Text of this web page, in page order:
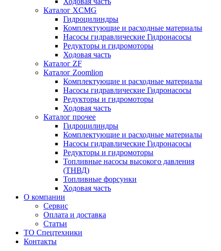
Каталог XCMG
Гидроцилиндры
Комплектующие и расходные материалы
Насосы гидравлические Гидронасосы
Редукторы и гидромоторы
Ходовая часть
Каталог ZF
Каталог Zoomlion
Комплектующие и расходные материалы
Насосы гидравлические Гидронасосы
Редукторы и гидромоторы
Ходовая часть
Каталог прочее
Гидроцилиндры
Комплектующие и расходные материалы
Насосы гидравлические Гидронасосы
Редукторы и гидромоторы
Топливные насосы высокого давления
(ТНВД)
Топливные форсунки
Ходовая часть
О компании
Сервис
Оплата и доставка
Статьи
ТО Спецтехники
Контакты